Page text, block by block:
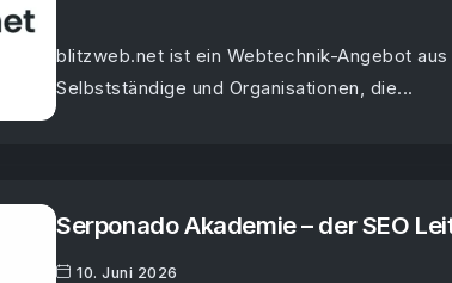
blitzweb.net ist ein Webtechnik-Angebot
Selbstständige und Organisationen, die...
Serponado Akademie – der SEO
10. Juni 2026